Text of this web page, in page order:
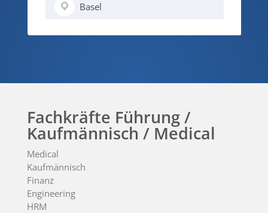
Basel
Fachkräfte Führung /
Kaufmännisch / Medical
Medical
Kaufmännisch
Finanz
Engineering
HRM